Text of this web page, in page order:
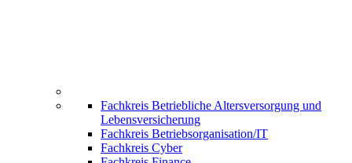
Fachkreis Betriebliche Altersversorgung und
Lebensversicherung
Fachkreis Betriebsorganisation/IT
Fachkreis Cyber